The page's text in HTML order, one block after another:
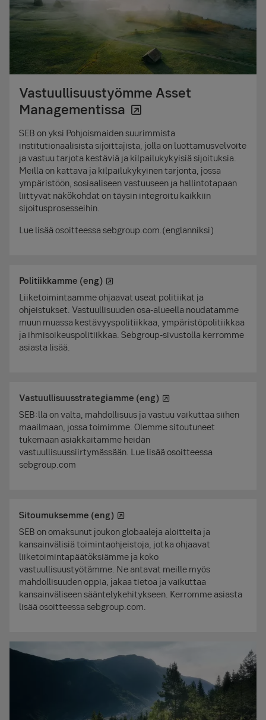
Vastuullisuustyömme Asset
Managementissa
SEB on yksi Pohjoismaiden suurimmista
institutionaalisista sijoittajista, jolla on luottamusvelvoite
ja vastuu tarjota kestäviä ja kilpailukykyisiä sijoituksia.
Meillä on kattava ja kilpailukykyinen tarjonta, jossa
ympäristöön, sosiaaliseen vastuuseen ja hallintotapaan
liittyvät näkökohdat on täysin integroitu kaikkiin
sijoitusprosesseihin.
Lue lisää osoitteessa sebgroup.com.(englanniksi)
Politiikkamme (eng)
Liiketoimintaamme ohjaavat useat politiikat ja
ohjeistukset. Vastuullisuuden osa‑alueella noudatamme
muun muassa kestävyyspolitiikkaa, ympäristöpolitiikkaa
ja ihmisoikeuspolitiikkaa. Sebgroup‑sivustolla kerromme
asiasta lisää.
Vastuullisuusstrategiamme (eng)
SEB:llä on valta, mahdollisuus ja vastuu vaikuttaa siihen
maailmaan, jossa toimimme. Olemme sitoutuneet
tukemaan asiakkaitamme heidän
vastuullisuussiirtymässään. Lue lisää osoitteessa
sebgroup.com
Sitoumuksemme (eng)
SEB on omaksunut joukon globaaleja aloitteita ja
kansainvälisiä toimintaohjeistoja, jotka ohjaavat
liiketoimintapäätöksiämme ja koko
vastuullisuustyötämme. Ne antavat meille myös
mahdollisuuden oppia, jakaa tietoa ja vaikuttaa
kansainväliseen sääntelykehitykseen. Kerromme asiasta
lisää osoitteessa sebgroup.com.